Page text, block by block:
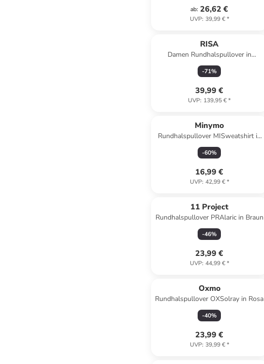
ab: 26,62 €
UVP: 39,99 €*
RISA
Damen Rundhalspullover in
Aprikose
-71%
39,99 €
UVP: 139,95 €*
Minymo
Rundhalspullover MISweatshirt in
Lila
-60%
16,99 €
UVP: 42,99 €*
11 Project
Rundhalspullover PRAlaric in Braun
-46%
23,99 €
UVP: 44,99 €*
Oxmo
Rundhalspullover OXSolray in Rosa
-40%
23,99 €
UVP: 39,99 €*